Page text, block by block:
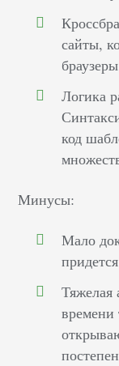
сайты,
Логика
код
Минусы:
Мало
Тяжелая
времени